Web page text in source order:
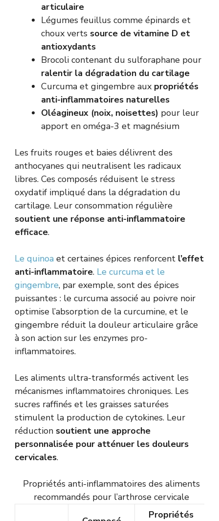
articulaire
Légumes feuillus comme épinards et
choux verts source de vitamine D et
antioxydants
Brocoli contenant du sulforaphane pour
ralentir la dégradation du cartilage
Curcuma et gingembre aux propriétés
anti-inflammatoires naturelles
Oléagineux (noix, noisettes) pour leur
apport en oméga-3 et magnésium
Les fruits rouges et baies délivrent des
anthocyanes qui neutralisent les radicaux
libres. Ces composés réduisent le stress
oxydatif impliqué dans la dégradation du
cartilage. Leur consommation régulière
soutient une réponse anti-inflammatoire
efficace.
Le quinoa et certaines épices renforcent l’effet
anti-inflammatoire. Le curcuma et le
gingembre, par exemple, sont des épices
puissantes : le curcuma associé au poivre noir
optimise l’absorption de la curcumine, et le
gingembre réduit la douleur articulaire grâce
à son action sur les enzymes pro-
inflammatoires.
Les aliments ultra-transformés activent les
mécanismes inflammatoires chroniques. Les
sucres raffinés et les graisses saturées
stimulent la production de cytokines. Leur
réduction soutient une approche
personnalisée pour atténuer les douleurs
cervicales.
Propriétés anti-inflammatoires des aliments
recommandés pour l’arthrose cervicale
Propriétés